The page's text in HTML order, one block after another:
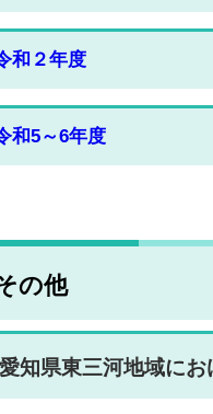
和２年度
和5～6年度
の他
知県東三河地域にお